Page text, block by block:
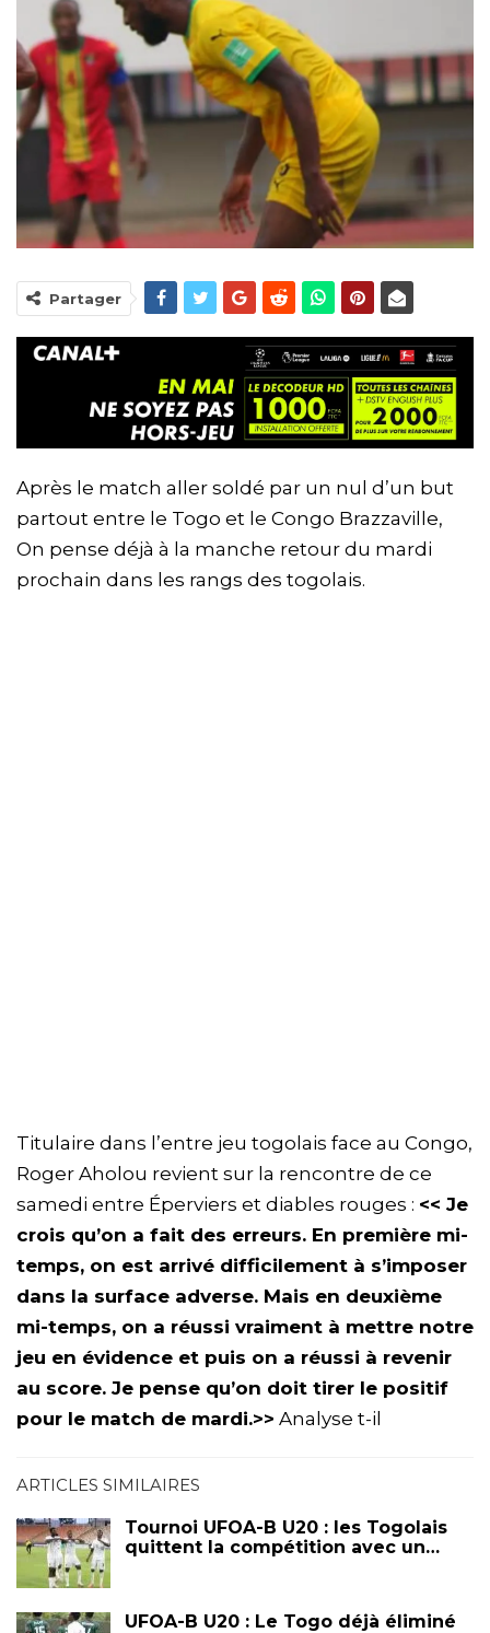
Partager
Après le match aller soldé par un nul d’un but
partout entre le Togo et le Congo Brazzaville,
On pense déjà à la manche retour du mardi
prochain dans les rangs des togolais.
Titulaire dans l’entre jeu togolais face au Congo,
Roger Aholou revient sur la rencontre de ce
samedi entre Éperviers et diables rouges : << Je
crois qu’on a fait des erreurs. En première mi-
temps, on est arrivé difficilement à s’imposer
dans la surface adverse. Mais en deuxième
mi-temps, on a réussi vraiment à mettre notre
jeu en évidence et puis on a réussi à revenir
au score. Je pense qu’on doit tirer le positif
pour le match de mardi.>> Analyse t-il
ARTICLES SIMILAIRES
Tournoi UFOA-B U20 : les Togolais
quittent la compétition avec un…
UFOA-B U20 : Le Togo déjà éliminé